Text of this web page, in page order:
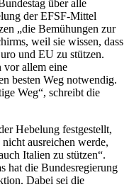
über alle
der EFSF-Mittel
„die Bemühungen zur
weil sie wissen, dass
und EU zu stützen.
vor allem eine
besten Weg notwendig.
Weg“, schreibt die
Hebelung festgestellt,
ausreichen werde,
Italien zu stützen“.
hat die Bundesregierung
Dabei sei die